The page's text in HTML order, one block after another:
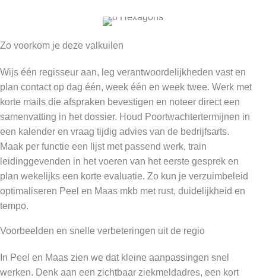
Zo voorkom je deze valkuilen
Wijs één regisseur aan, leg verantwoordelijkheden vast en
plan contact op dag één, week één en week twee. Werk met
korte mails die afspraken bevestigen en noteer direct een
samenvatting in het dossier. Houd Poortwachtertermijnen in
een kalender en vraag tijdig advies van de bedrijfsarts.
Maak per functie een lijst met passend werk, train
leidinggevenden in het voeren van het eerste gesprek en
plan wekelijks een korte evaluatie. Zo kun je verzuimbeleid
optimaliseren Peel en Maas mkb met rust, duidelijkheid en
tempo.
Voorbeelden en snelle verbeteringen uit de regio
In Peel en Maas zien we dat kleine aanpassingen snel
werken. Denk aan een zichtbaar ziekmeldadres, een kort